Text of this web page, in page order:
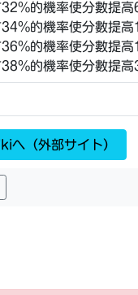
的機率使分數提
的機率使分數提
的機率使分數提高
的機率使分數提
へ（外部サイト）